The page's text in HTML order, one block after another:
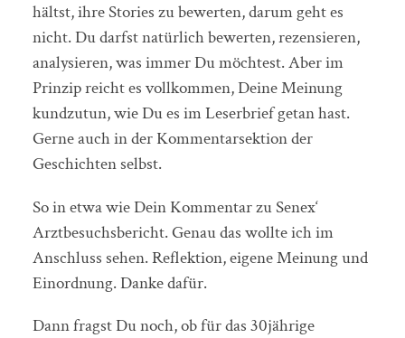
hältst, ihre Stories zu bewerten, darum geht es
nicht. Du darfst natürlich bewerten, rezensieren,
analysieren, was immer Du möchtest. Aber im
Prinzip reicht es vollkommen, Deine Meinung
kundzutun, wie Du es im Leserbrief getan hast.
Gerne auch in der Kommentarsektion der
Geschichten selbst.
So in etwa wie Dein Kommentar zu Senex‘
Arztbesuchsbericht. Genau das wollte ich im
Anschluss sehen. Reflektion, eigene Meinung und
Einordnung. Danke dafür.
Dann fragst Du noch, ob für das 30jährige